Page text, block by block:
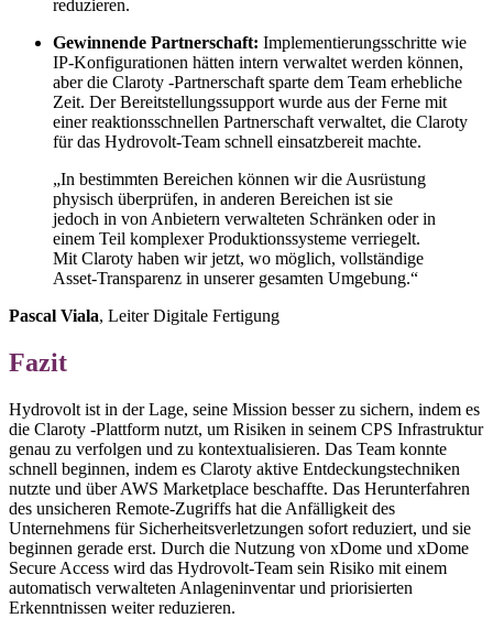
reduzieren.
Gewinnende Partnerschaft: Implementierungsschritte wie
IP-Konfigurationen hätten intern verwaltet werden können,
aber die Claroty -Partnerschaft sparte dem Team erhebliche
Zeit. Der Bereitstellungssupport wurde aus der Ferne mit
einer reaktionsschnellen Partnerschaft verwaltet, die Claroty
für das Hydrovolt-Team schnell einsatzbereit machte.
„In bestimmten Bereichen können wir die Ausrüstung
physisch überprüfen, in anderen Bereichen ist sie
jedoch in von Anbietern verwalteten Schränken oder in
einem Teil komplexer Produktionssysteme verriegelt.
Mit Claroty haben wir jetzt, wo möglich, vollständige
Asset-Transparenz in unserer gesamten Umgebung.“
Pascal Viala, Leiter Digitale Fertigung
Fazit
Hydrovolt ist in der Lage, seine Mission besser zu sichern, indem es
die Claroty -Plattform nutzt, um Risiken in seinem CPS Infrastruktur
genau zu verfolgen und zu kontextualisieren. Das Team konnte
schnell beginnen, indem es Claroty aktive Entdeckungstechniken
nutzte und über AWS Marketplace beschaffte. Das Herunterfahren
des unsicheren Remote-Zugriffs hat die Anfälligkeit des
Unternehmens für Sicherheitsverletzungen sofort reduziert, und sie
beginnen gerade erst. Durch die Nutzung von xDome und xDome
Secure Access wird das Hydrovolt-Team sein Risiko mit einem
automatisch verwalteten Anlageninventar und priorisierten
Erkenntnissen weiter reduzieren.